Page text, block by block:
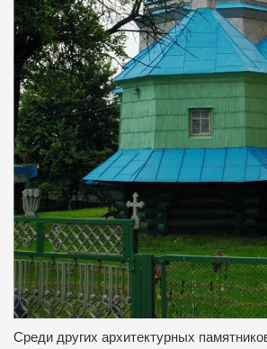
Среди других архитектурных